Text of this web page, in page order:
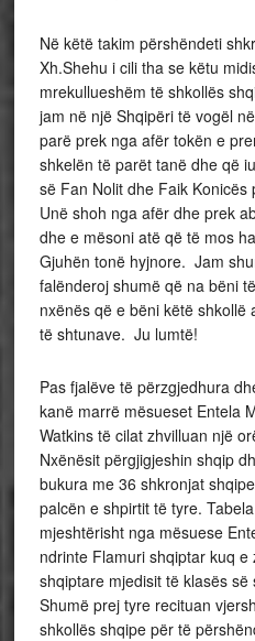
Në këtë takim përshëndeti
Xh.Shehu i cili tha se këtu
mrekullueshëm të shkollës
jam në një Shqipëri të vogël
parë prek nga afër tokën e
shkelën të parët tanë dhe që
së Fan Nolit dhe Faik
Unë shoh nga afër dhe prek
dhe e mësoni atë që të mos
Gjuhën tonë hyjnore. Jam
falënderoj shumë që na bëni
nxënës që e bëni këtë
të shtunave. Ju lumtë!
Pas fjalëve të përzgjedhura
kanë marrë mësueset Entela
Watkins të cilat zhvilluan një
Nxënësit përgjigjeshin shqip
bukura me 36 shkronjat
palcën e shpirtit të tyre.
mjeshtërisht nga mësuese
ndrinte Flamuri shqiptar kuq
shqiptare mjedisit të klasës
Shumë prej tyre recituan
shkollës shqipe për të